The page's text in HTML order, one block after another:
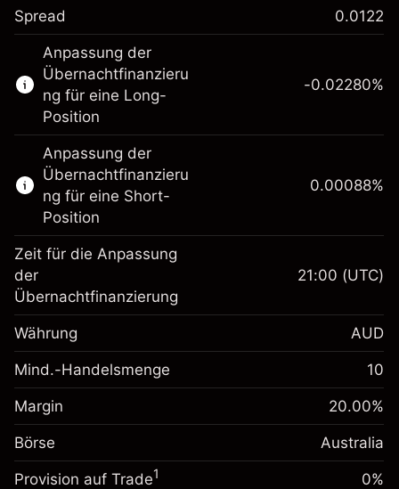
Dieses Finanzinstrument steht für das Traden
über CFDs und Knock-outs zur Verfügung.
Erfahren Sie mehr über:
CFDs
Knock-outs
Spread 0.0122
Anpassung der
Übernachtfinanzieru
ng für eine Long-
Position
A$1,000.00
Anpassung der
Übernachtfinanzierung
Gebühren aus
Positionswert
-0.022801
%
Positionsgröße mit Hebelwirkung
~A$5,000.00
Geld aus Hebelwirkung ~
-0.02280%
Anpassung der
Übernachtfinanzieru
ng für eine Short-
Position
Margin. Ihre Investition
Anpassung der
Übernachtfinanzierung
fremdfinanzierten
Positionswert
0.000884
%
(A$0.04)
0.00088%
Zeit für die Anpassung
der
Übernachtfinanzierung
21:00 (UTC)
Währung AUD
Mind.-Handelsmenge 10
Margin 20.00%
Börse Australia
Provision auf Trade1 0%